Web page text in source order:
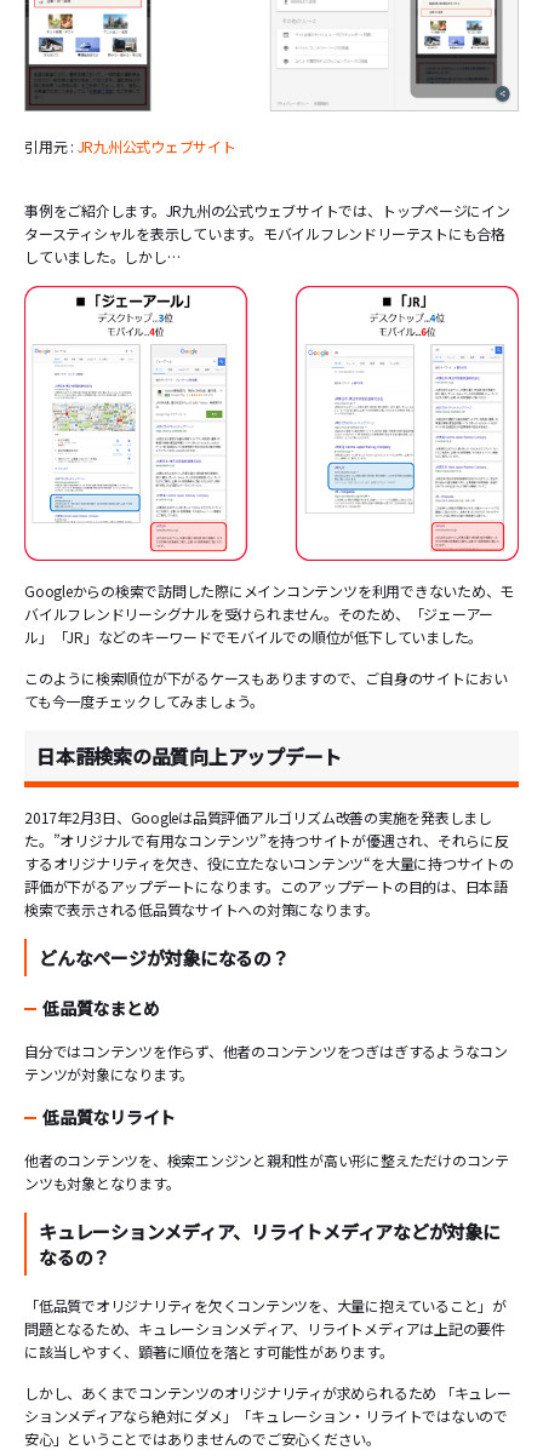
引用元 : JR九州公式ウェブサイト
事例をご紹介します。JR九州の公式ウェブサイトでは、トップページにイン
タースティシャルを表示しています。モバイルフレンドリーテストにも合格
していました。しかし…
Googleからの検索で訪問した際にメインコンテンツを利用できないため、モ
バイルフレンドリーシグナルを受けられません。そのため、「ジェーアー
ル」「JR」などのキーワードでモバイルでの順位が低下していました。
このように検索順位が下がるケースもありますので、ご自身のサイトにおい
ても今一度チェックしてみましょう。
日本語検索の品質向上アップデート
2017年2月3日、Googleは品質評価アルゴリズム改善の実施を発表しまし
た。”オリジナルで有用なコンテンツ”を持つサイトが優遇され、それらに反
するオリジナリティを欠き、役に立たないコンテンツ“を大量に持つサイトの
評価が下がるアップデートになります。このアップデートの目的は、日本語
検索で表示される低品質なサイトへの対策になります。
どんなページが対象になるの？
低品質なまとめ
自分ではコンテンツを作らず、他者のコンテンツをつぎはぎするようなコン
テンツが対象になります。
低品質なリライト
他者のコンテンツを、検索エンジンと親和性が高い形に整えただけのコンテ
ンツも対象となります。
キュレーションメディア、リライトメディアなどが対象に
なるの？
「低品質でオリジナリティを欠くコンテンツを、大量に抱えていること」が
問題となるため、キュレーションメディア、リライトメディアは上記の要件
に該当しやすく、顕著に順位を落とす可能性があります。
しかし、あくまでコンテンツのオリジナリティが求められるため 「キュレー
ションメディアなら絶対にダメ」「キュレーション・リライトではないので
安心」ということではありませんのでご安心ください。